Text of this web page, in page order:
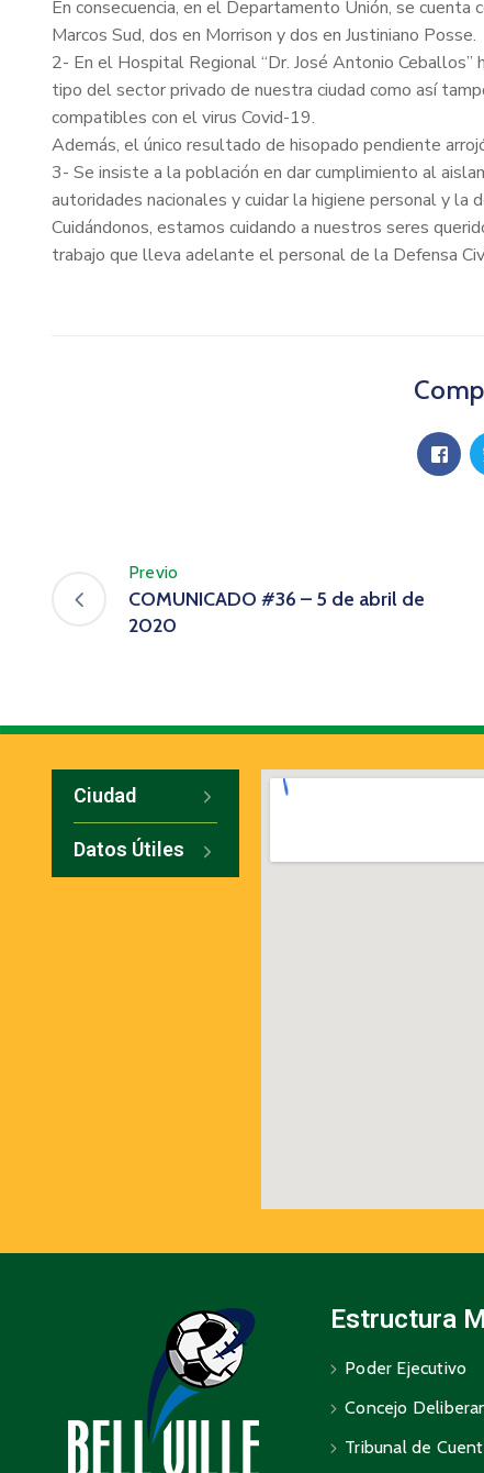
En consecuencia, en el Departamento Unión, se cuenta
Marcos Sud, dos en Morrison y dos en Justiniano Posse.
2- En el Hospital Regional “Dr. José Antonio
tipo del sector privado de nuestra ciudad como así
compatibles con el virus Covid-19.
Además, el único resultado de hisopado pendiente
3- Se insiste a la población en dar cumplimiento al
autoridades nacionales y cuidar la higiene personal y
Cuidándonos, estamos cuidando a nuestros seres
trabajo que lleva adelante el personal de la Defensa
Previo
COMUNICADO #36 – 5 de abril de
2020
Ciudad
Datos Útiles
Estructura
Poder Ejecutivo
Concejo
Tribunal de